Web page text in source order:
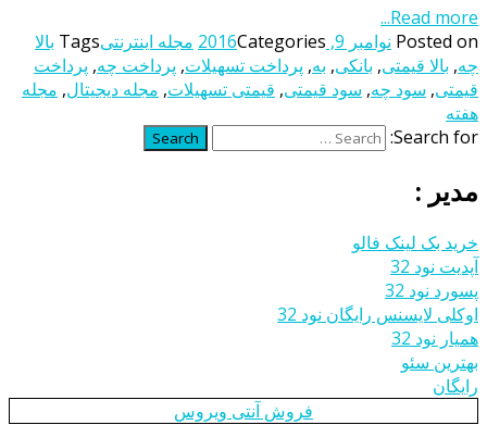
Read more...
Posted on نوامبر 9, 2016 Categories مجله اینترنتیTags بالا
چه, بالا قیمتی, بانکی, به, پرداخت تسهیلات, پرداخت چه, پرداخت
قیمتی, سود چه, سود قیمتی, قیمتی تسهیلات, مجله دیجیتال, مجله
هفته
Search for:
Search
مدیر :
خرید بک لینک فالو
آپدیت نود 32
پسورد نود 32
اوکلی لایسنس رایگان نود 32
همیار نود 32
بهترین سئو
رایگان
فروش آنتی ویروس